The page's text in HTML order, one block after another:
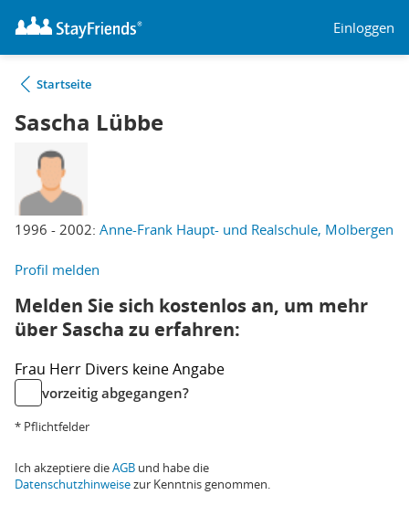
Einloggen
Startseite
Sascha Lübbe
1996 - 2002: Anne-Frank Haupt- und Realschule, Molbergen
Profil melden
Melden Sie sich kostenlos an, um mehr
über Sascha zu erfahren:
Frau Herr Divers keine Angabe
vorzeitig abgegangen?
* Pflichtfelder
Ich akzeptiere dieAGB und habe die
Datenschutzhinweisezur Kenntnis genommen.